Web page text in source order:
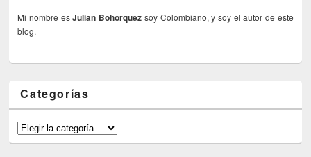
Mi nombre esJulian Bohorquez soy Colombiano, y soy el autor de este
blog.
Categorías
Categorías